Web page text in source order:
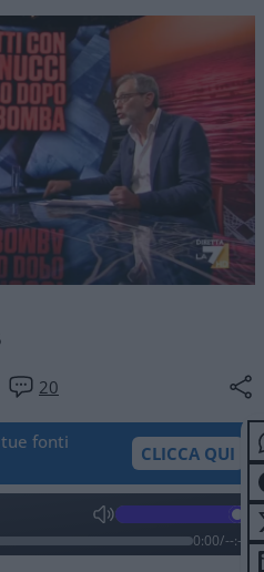
20
fonti
CLICCA QUI
0:00/--:--